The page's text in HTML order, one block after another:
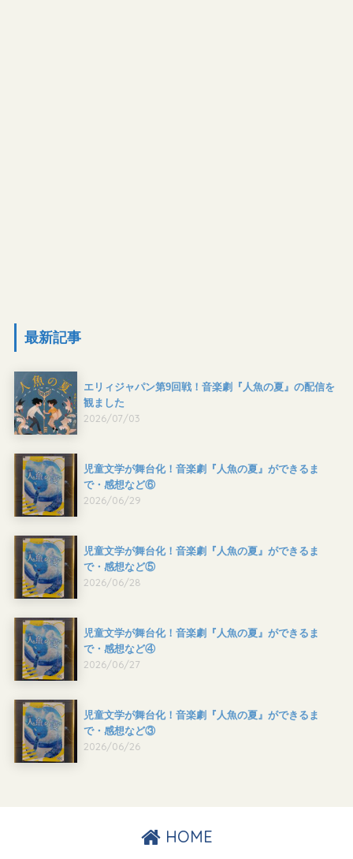
最新記事
エリィジャパン第9回戦！音楽劇『人魚の夏』の配信を
観ました
2026/07/03
児童文学が舞台化！音楽劇『人魚の夏』ができるま
で・感想など⑥
2026/06/29
児童文学が舞台化！音楽劇『人魚の夏』ができるま
で・感想など⑤
2026/06/28
児童文学が舞台化！音楽劇『人魚の夏』ができるま
で・感想など④
2026/06/27
児童文学が舞台化！音楽劇『人魚の夏』ができるま
で・感想など③
2026/06/26
HOME